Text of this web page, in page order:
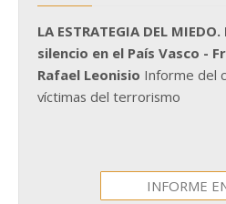
LA ESTRATEGIA DEL
silencio en el País Vasco -
Rafael Leonisio Informe del
víctimas del terrorismo
INFORME